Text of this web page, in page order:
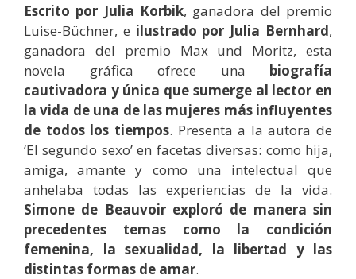
Escrito por Julia Korbik, ganadora del premio
Luise-Büchner, e ilustrado por Julia Bernhard,
ganadora del premio Max und Moritz, esta
novela gráfica ofrece una biografía
cautivadora y única que sumerge al lector en
la vida de una de las mujeres más influyentes
de todos los tiempos. Presenta a la autora de
‘El segundo sexo’ en facetas diversas: como hija,
amiga, amante y como una intelectual que
anhelaba todas las experiencias de la vida.
Simone de Beauvoir exploró de manera sin
precedentes temas como la condición
femenina, la sexualidad, la libertad y las
distintas formas de amar.